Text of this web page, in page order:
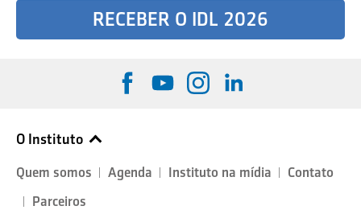
RECEBER O IDL 2026
O Instituto
Quem somos Agenda Instituto na mídia
Contato
Parceiros